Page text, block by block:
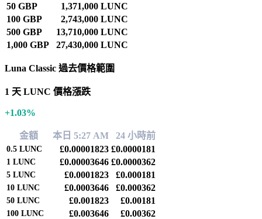
50 GBP
1,371,000 LUNC
100 GBP
2,743,000 LUNC
500 GBP
13,710,000 LUNC
1,000 GBP
27,430,000 LUNC
Luna Classic 過去價格範圍
1 天 LUNC 價格漲跌
+1.03%
金額 本日 5:27 AM 24 小時前
0.5 LUNC £0.00001823 £0.0000181
1 LUNC £0.00003646 £0.0000362
5 LUNC £0.0001823 £0.000181
10 LUNC £0.0003646 £0.000362
50 LUNC £0.001823 £0.00181
100 LUNC £0.003646 £0.00362